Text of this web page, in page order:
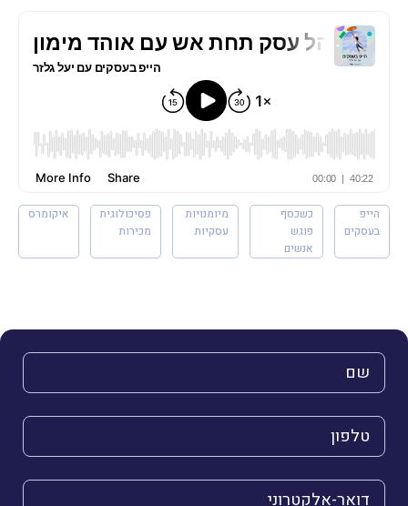
הייפ
בעסקים
כשכסף
פוגש
אנשים
מיומנויות
עסקיות
פסיכולוגית
מכירות
איקומרס
השם שלך (חובה)
הטלפון שלך (חובה)
הדואר האלקטרוני שלך (חובה)